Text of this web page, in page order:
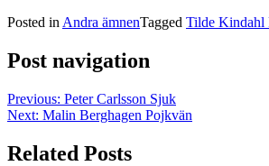
Posted in Andra ämnenTagged Tilde Kindahl
Post navigation
Previous: Peter Carlsson Sjuk
Next: Malin Berghagen Pojkvän
Related Posts